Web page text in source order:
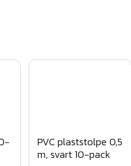
PVC plaststolpe 0,5
m, svart 10-pack